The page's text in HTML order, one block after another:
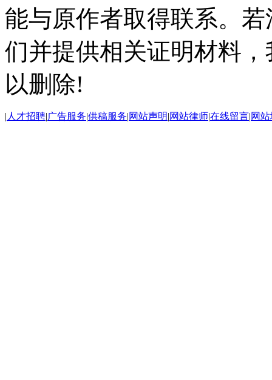
能与原作者取得联系。
们并提供相关证明材料
以删除!
| 人才招聘|广告服务|供稿服务|网站声明|网站律师|在线留言|网